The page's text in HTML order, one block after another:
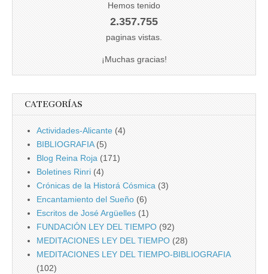
Hemos tenido
2.357.755
paginas vistas.
¡Muchas gracias!
CATEGORÍAS
Actividades-Alicante (4)
BIBLIOGRAFIA(5)
Blog Reina Roja (171)
Boletines Rinri (4)
Crónicas de la Historá Cósmica (3)
Encantamiento del Sueño (6)
Escritos de José Argüelles (1)
FUNDACIÓN LEY DEL TIEMPO (92)
MEDITACIONES LEY DEL TIEMPO (28)
MEDITACIONES LEY DEL TIEMPO-BIBLIOGRAFIA
(102)